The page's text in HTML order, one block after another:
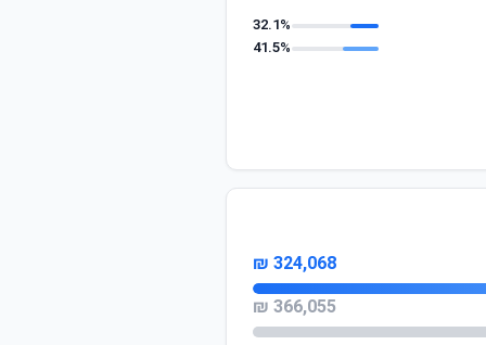
32.1%
41.5%
324,068 ₪
366,055 ₪